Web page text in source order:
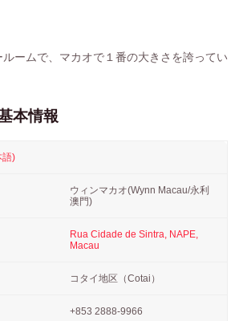
ームで、マカオで１番の大きさを誇ってい
本情報
語)
ウィンマカオ(Wynn Macau/永利
澳門)
Rua Cidade de Sintra, NAPE,
Macau
コタイ地区（Cotai）
+853 2888-9966